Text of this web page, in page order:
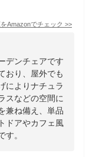
Amazonでチェック >>
デンチェアです
おり、屋外でも
によりナチュラ
スなどの空間に
兼ね備え、単品
ドアやカフェ風
。